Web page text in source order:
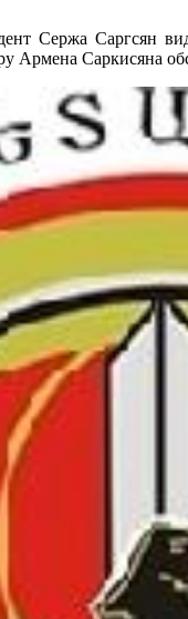
Сержа Саргсян
Саркисяна